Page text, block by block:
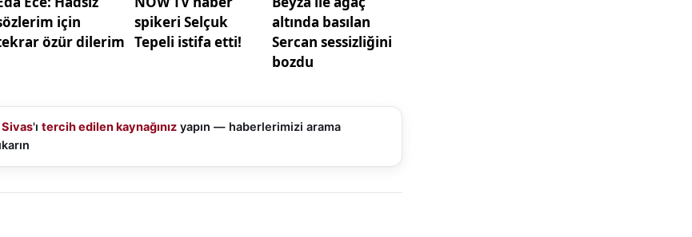
'ı tercih edilen kaynağınız yapın — haberlerimizi arama